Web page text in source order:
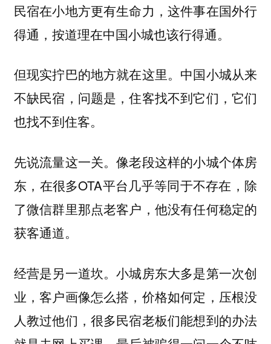
民宿在小地方更有生命力，这件事在国外行
得通，按道理在中国小城也该行得通。
但现实拧巴的地方就在这里。中国小城从来
不缺民宿，问题是，住客找不到它们，它们
也找不到住客。
先说流量这一关。像老段这样的小城个体房
东，在很多OTA平台几乎等同于不存在，除
了微信群里那点老客户，他没有任何稳定的
获客通道。
经营是另一道坎。小城房东大多是第一次创
业，客户画像怎么搭，价格如何定，压根没
人教过他们，很多民宿老板们能想到的办法